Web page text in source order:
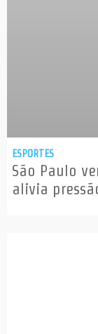
ESPORTES
São Paulo
alivia